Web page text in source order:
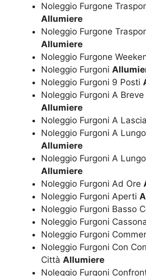
Noleggio Furgone
Allumiere
Noleggio Furgone
Allumiere
Noleggio Furgone
Noleggio Furgoni
Noleggio Furgoni 9 Posti
Noleggio Furgoni A
Allumiere
Noleggio Furgoni A
Noleggio Furgoni A
Allumiere
Noleggio Furgoni A
Allumiere
Noleggio Furgoni Ad Ore
Noleggio Furgoni Aperti
Noleggio Furgoni Basso
Noleggio Furgoni
Noleggio Furgoni
Noleggio Furgoni Con
Città Allumiere
Noleggio Furgoni